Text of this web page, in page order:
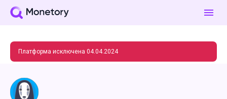
Платформа исключена 04.04.2024